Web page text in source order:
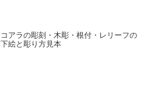
コアラの彫刻・木彫・根付・レリーフの
下絵と彫り方見本